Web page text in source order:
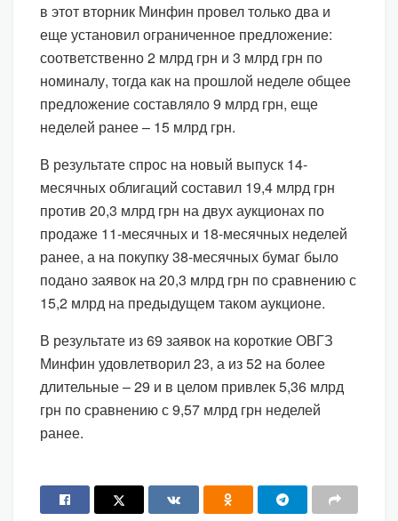
в этот вторник Минфин провел только два и
еще установил ограниченное предложение:
соответственно 2 млрд грн и 3 млрд грн по
номиналу, тогда как на прошлой неделе общее
предложение составляло 9 млрд грн, еще
неделей ранее – 15 млрд грн.
В результате спрос на новый выпуск 14-
месячных облигаций составил 19,4 млрд грн
против 20,3 млрд грн на двух аукционах по
продаже 11-месячных и 18-месячных неделей
ранее, а на покупку 38-месячных бумаг было
подано заявок на 20,3 млрд грн по сравнению с
15,2 млрд на предыдущем таком аукционе.
В результате из 69 заявок на короткие ОВГЗ
Минфин удовлетворил 23, а из 52 на более
длительные – 29 и в целом привлек 5,36 млрд
грн по сравнению с 9,57 млрд грн неделей
ранее.